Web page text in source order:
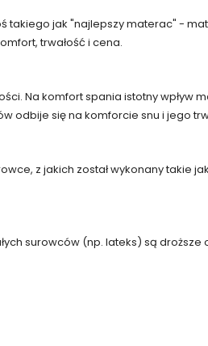
takiego jak "najlepszy materac" -
trwałość i cena.
Na komfort spania istotny wpływ
odbije się na komforcie snu i jego
z jakich został wykonany takie
surowców (np. lateks) są